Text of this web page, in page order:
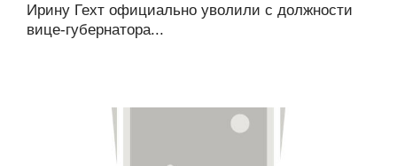
Ирину Гехт официально уволили с должности
вице-губернатора...